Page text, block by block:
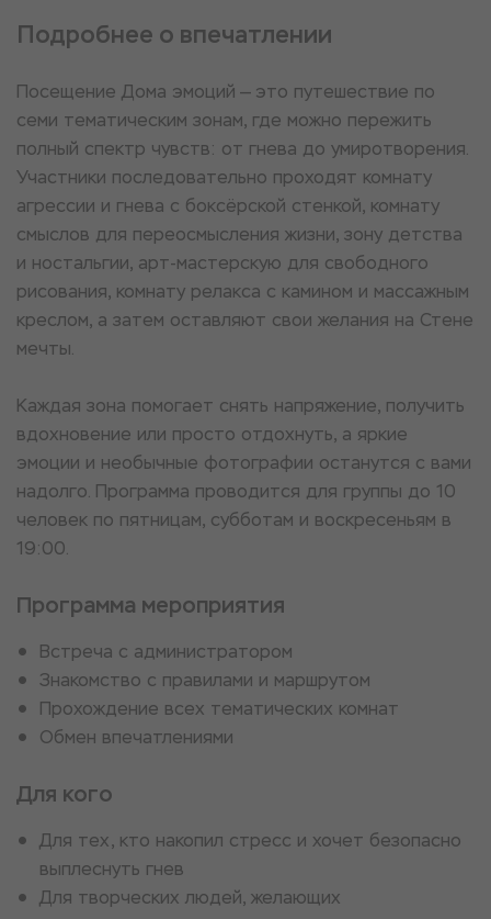
Подробнее о впечатлении
Посещение Дома эмоций — это путешествие по
семи тематическим зонам, где можно пережить
полный спектр чувств: от гнева до умиротворения.
Участники последовательно проходят комнату
агрессии и гнева с боксёрской стенкой, комнату
смыслов для переосмысления жизни, зону детства
и ностальгии, арт-мастерскую для свободного
рисования, комнату релакса с камином и массажным
креслом, а затем оставляют свои желания на Стене
мечты.
Каждая зона помогает снять напряжение, получить
вдохновение или просто отдохнуть, а яркие
эмоции и необычные фотографии останутся с вами
надолго. Программа проводится для группы до 10
человек по пятницам, субботам и воскресеньям в
19:00.
Программа мероприятия
Встреча с администратором
Знакомство с правилами и маршрутом
Прохождение всех тематических комнат
Обмен впечатлениями
Для кого
Для тех, кто накопил стресс и хочет безопасно
выплеснуть гнев
Для творческих людей, желающих